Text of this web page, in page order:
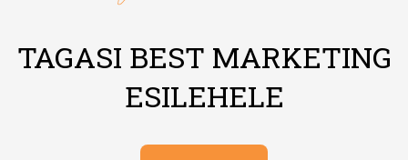
TAGASI BEST MARKETING
ESILEHELE